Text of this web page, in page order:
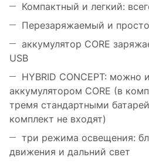
Компактный и легкий:
Перезаряжаемый и
аккумулятор CORE
USB
HYBRID CONCEPT: можно
аккумулятором CORE (в
тремя стандартными
комплект не входят)
три режима освещения:
движения и дальний свет